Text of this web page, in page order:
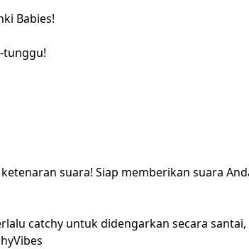
Babies!
tunggu!
suara! Siap memberikan suara
catchy untuk didengarkan secara